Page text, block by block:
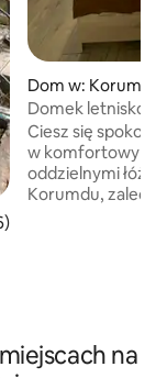
ocena: 4,5 na 5,
Dom w: Korumdu
Domek
Ciesz się
w komfortowym
oddzielnymi
Korumdu,
można się
dla przyjaciół,
na